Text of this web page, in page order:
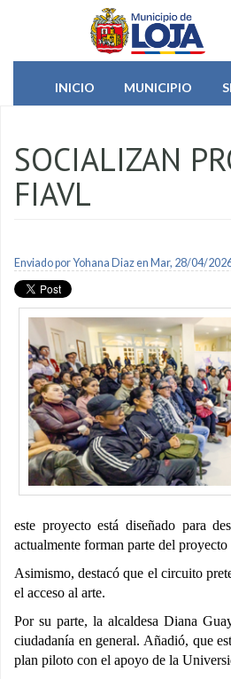
Pasar al contenido principal
INICIO
MUNICIPIO
SOCIALIZAN
FIAVL
Enviado porYohana Diazen Mar, 28/04/
este proyecto está diseñado para
actualmente forman parte del
Asimismo, destacó que el circuito
el acceso al arte.
Por su parte, la alcaldesa Diana
ciudadanía en general. Añadió, que
plan piloto con el apoyo de la